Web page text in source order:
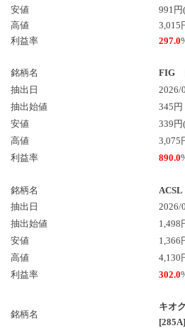
安値
991円
高値
3,015
利益率
297.0
銘柄名
FIG
抽出日
2026/
抽出始値
345円
安値
339円
高値
3,075
利益率
890.0
銘柄名
抽出日
2026/
抽出始値
1,498
安値
1,366
高値
4,130
利益率
302.0
銘柄名
キオ
[285A]